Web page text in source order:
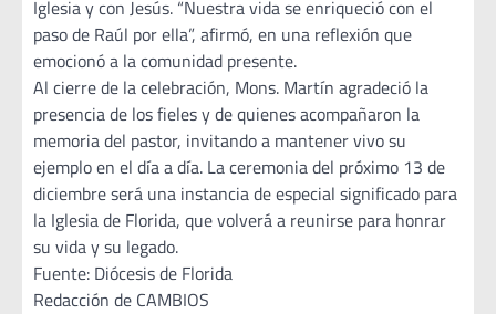
Iglesia y con Jesús. “Nuestra vida se enriqueció con el
paso de Raúl por ella”, afirmó, en una reflexión que
emocionó a la comunidad presente.
Al cierre de la celebración, Mons. Martín agradeció la
presencia de los fieles y de quienes acompañaron la
memoria del pastor, invitando a mantener vivo su
ejemplo en el día a día. La ceremonia del próximo 13 de
diciembre será una instancia de especial significado para
la Iglesia de Florida, que volverá a reunirse para honrar
su vida y su legado.
Fuente: Diócesis de Florida
Redacción de CAMBIOS